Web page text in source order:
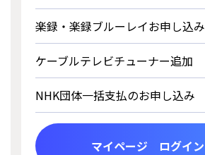
楽録・楽録ブルーレイお申し込み
ケーブルテレビチューナー追加
NHK団体一括支払のお申し込み
マイページ ログイン